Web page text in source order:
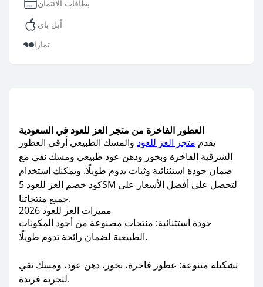
بطاقات الائتمان
أبل باي
تمارا
العطور الفاخرة من متجر العز للعود في السعودية
يقدم متجر العز للعود والمسك الطبيعي أرقى العطور
الشرقية الفاخرة وبخور ودهن عود طبيعي ومسك نقي مع
ضمان جودة استثنائية وثبات يدوم طويلًا. ويمكنك استخدام
كود خصم العز للعود 5SM لتحصل على أفضل الأسعار على
جميع منتجاتنا.
مميزات العز للعود 2026
جودة استثنائية: منتجات مصنوعة من أجود المكونات
الطبيعية لضمان رائحة تدوم طويلًا.
تشكيلة متنوعة: عطور فاخرة، بخور، دهن عود، ومسك نقي
لتجربة فريدة.